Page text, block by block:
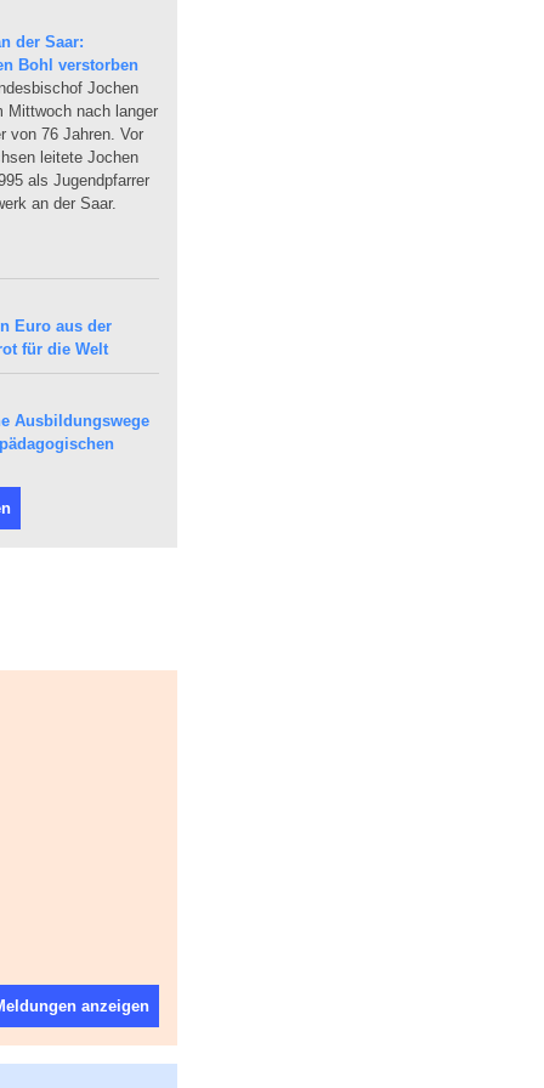
der Saar:
Bohl verstorben
Jochen
Mittwoch nach langer
von 76 Jahren. Vor
leitete Jochen
als Jugendpfarrer
an der Saar.
Euro aus der
für die Welt
Ausbildungswege
anzeigen